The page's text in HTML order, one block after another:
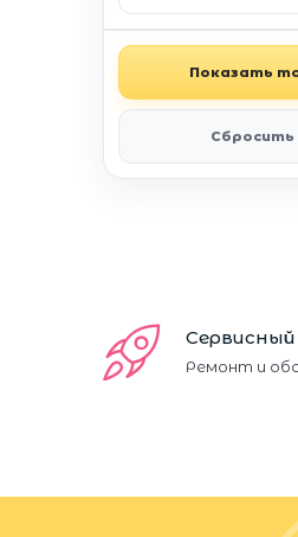
Показать
Сбросить
Ремонт и